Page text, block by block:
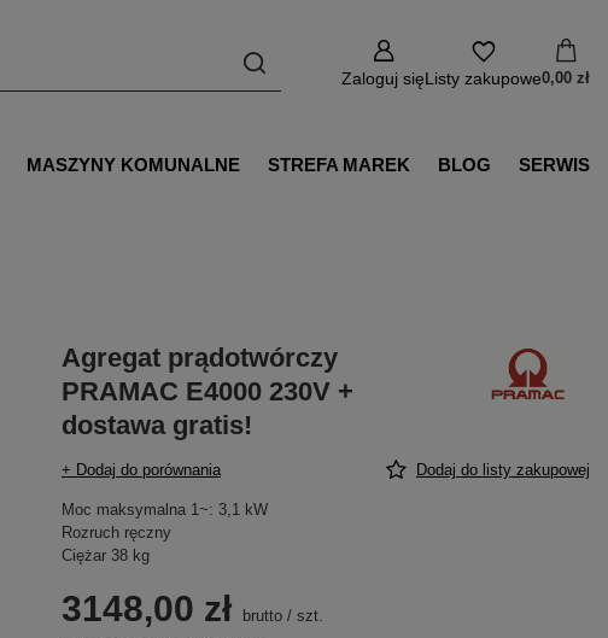
Zaloguj sięListy zakupowe0,00 zł
MASZYNY KOMUNALNE STREFA MAREK BLOG SERWIS
Agregat prądotwórczy
PRAMAC E4000 230V +
dostawa gratis!
+ Dodaj do porównania Dodaj do listy zakupowej
Moc maksymalna 1~: 3,1 kW
Rozruch ręczny
Ciężar 38 kg
3148,00 zł brutto /szt.